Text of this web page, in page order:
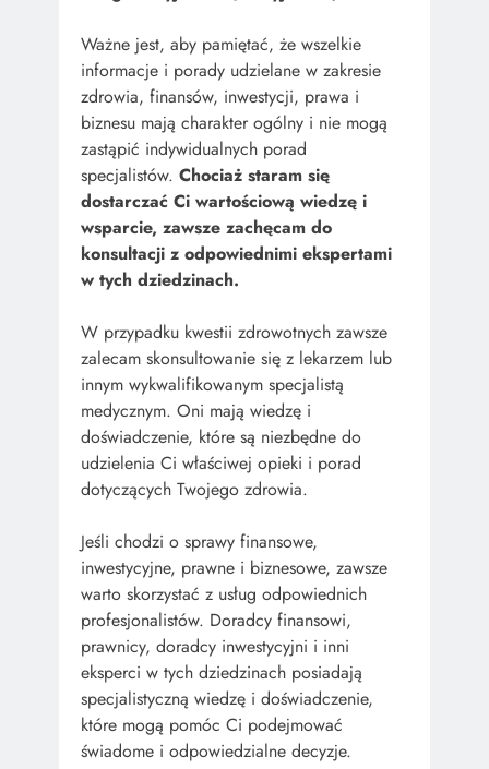
Ważne jest, aby pamiętać, że wszelkie
informacje i porady udzielane w zakresie
zdrowia, finansów, inwestycji, prawa i
biznesu mają charakter ogólny i nie mogą
zastąpić indywidualnych porad
specjalistów. Chociaż staram się
dostarczać Ci wartościową wiedzę i
wsparcie, zawsze zachęcam do
konsultacji z odpowiednimi ekspertami
w tych dziedzinach.
W przypadku kwestii zdrowotnych zawsze
zalecam skonsultowanie się z lekarzem lub
innym wykwalifikowanym specjalistą
medycznym. Oni mają wiedzę i
doświadczenie, które są niezbędne do
udzielenia Ci właściwej opieki i porad
dotyczących Twojego zdrowia.
Jeśli chodzi o sprawy finansowe,
inwestycyjne, prawne i biznesowe, zawsze
warto skorzystać z usług odpowiednich
profesjonalistów. Doradcy finansowi,
prawnicy, doradcy inwestycyjni i inni
eksperci w tych dziedzinach posiadają
specjalistyczną wiedzę i doświadczenie,
które mogą pomóc Ci podejmować
świadome i odpowiedzialne decyzje.